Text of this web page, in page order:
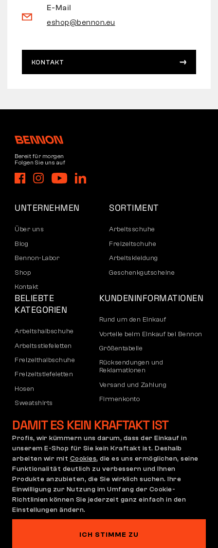
E-Mail
eshop@bennon.eu
KONTAKT
Bereit für morgen
Folgen Sie uns auf
UNTERNEHMEN
Über uns
Blog
Bennon-Labor
Shop
Kontakt
SORTIMENT
Arbeitsschuhe
Freizeitschuhe
Arbeitskleidung
Geschenkgutscheine
BELIEBTE
KATEGORIEN
Arbeitshalbschuhe
Arbeitsstiefeletten
Freizeithalbschuhe
Freizeitstiefeletten
Hosen
Sweatshirts
KUNDENINFORMATIONEN
Rund um den Einkauf
Vorteile beim Einkauf bei Bennon
Größentabelle
Rücksendungen und
Reklamationen
Versand und Zahlung
Firmenkonto
Reklamation und Garantie
Allgemeine
Geschäftsbedingungen
(AGB)
Reklamationsrichtlinie
Cookie-Einstellungen Datenschutzerklärung
DAMIT ES KEIN KRAFTAKT IST
Profis, wir kümmern uns darum, dass der Einkauf in
unserem E-Shop für Sie kein Kraftakt ist. Deshalb
arbeiten wir mit Cookies, die es uns ermöglichen, seine
Funktionalität deutlich zu verbessern und Ihnen
Produkte anzubieten, die Sie wirklich suchen. Ihre
Einwilligung zur Nutzung im Umfang der Cookie-
Richtlinien können Sie jederzeit ganz einfach in den
Einstellungen ändern.
ICH STIMME ZU